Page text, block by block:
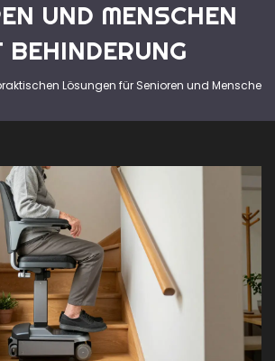
UND MENSCHEN
BEHINDERUNG
Lösungen für Senioren und